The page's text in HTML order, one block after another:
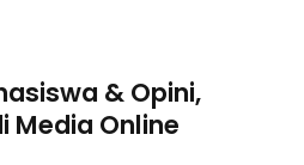
& Opini,
Media Online